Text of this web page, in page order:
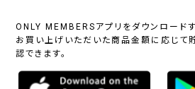
ONLY MEMBERSアプリをダウンロードす
お買い上げいただいた商品金額に応じて
認できます。